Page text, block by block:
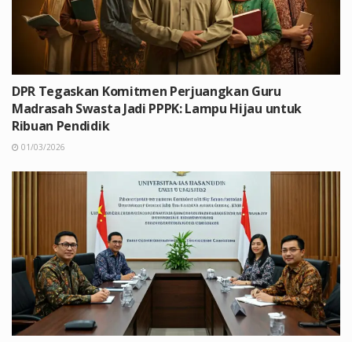
DPR Tegaskan Komitmen Perjuangkan Guru
Madrasah Swasta Jadi PPPK: Lampu Hijau untuk
Ribuan Pendidik
01/03/2026